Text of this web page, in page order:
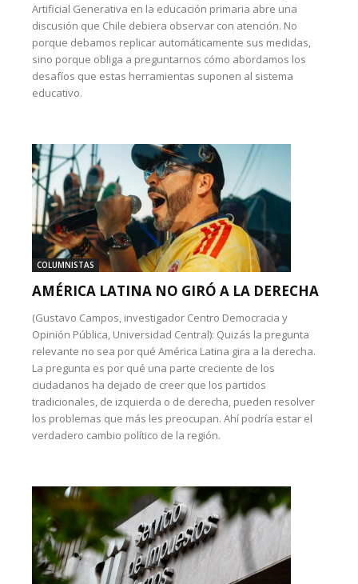
Artificial Generativa en la educación primaria abre una
discusión que Chile debiera observar con atención. No
porque debamos replicar automáticamente sus medidas,
sino porque obliga a preguntarnos cómo abordamos los
desafíos que estas herramientas suponen al sistema
educativo.
COLUMNISTAS
AMÉRICA LATINA NO GIRÓ A LA DERECHA
(Gustavo Campos, investigador Centro Democracia y
Opinión Pública, Universidad Central): Quizás la pregunta
relevante no sea por qué América Latina gira a la derecha.
La pregunta es por qué una parte creciente de los
ciudadanos ha dejado de creer que los partidos
tradicionales, de izquierda o de derecha, pueden resolver
los problemas que más les preocupan. Ahí podría estar el
verdadero cambio político de la región.